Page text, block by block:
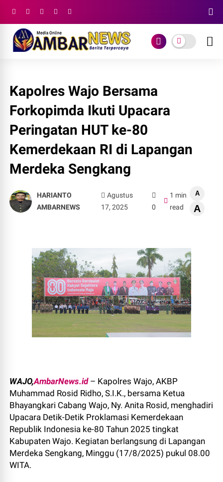
Kapolres Wajo Bersama
Forkopimda Ikuti Upacara
Peringatan HUT ke-80
Kemerdekaan RI di Lapangan
Merdeka Sengkang
HARIANTO
AMBARNEWS
Agustus
17, 2025
0
1 min
read
A
A
WAJO,AmbarNews.id– Kapolres Wajo, AKBP
Muhammad Rosid Ridho, S.I.K., bersama Ketua
Bhayangkari Cabang Wajo, Ny. Anita Rosid, menghadiri
Upacara Detik-Detik Proklamasi Kemerdekaan
Republik Indonesia ke-80 Tahun 2025 tingkat
Kabupaten Wajo. Kegiatan berlangsung di Lapangan
Merdeka Sengkang, Minggu (17/8/2025) pukul 08.00
WITA.